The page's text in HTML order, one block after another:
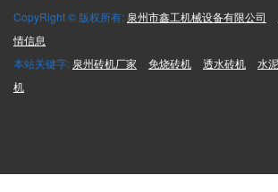
CopyRight © 版权所有: 泉州市鑫工机械设备有限公司
情信息
本站关键字: 泉州砖机厂家 免烧砖机 透水砖机 水
机